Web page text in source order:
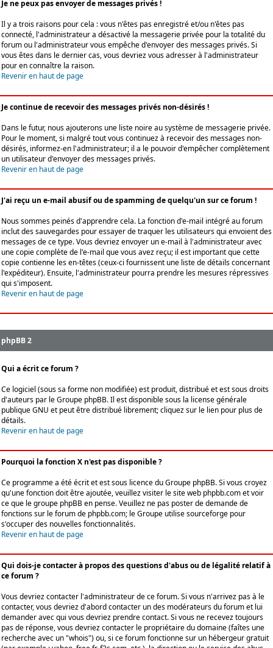
Je ne peux pas envoyer de messages privés !
Il y a trois raisons pour cela : vous n'êtes pas enregistré et/ou n'êtes pas
connecté, l'administrateur a désactivé la messagerie privée pour la totalité du
forum ou l'administrateur vous empêche d'envoyer des messages privés. Si
vous êtes dans le dernier cas, vous devriez vous adresser à l'administrateur
pour en connaître la raison.
Revenir en haut de page
Je continue de recevoir des messages privés non-désirés !
Dans le futur, nous ajouterons une liste noire au système de messagerie privée.
Pour le moment, si malgré tout vous continuez à recevoir des messages non-
désirés, informez-en l'administrateur; il a le pouvoir d'empêcher complètement
un utilisateur d'envoyer des messages privés.
Revenir en haut de page
J'ai reçu un e-mail abusif ou de spamming de quelqu'un sur ce forum !
Nous sommes peinés d'apprendre cela. La fonction d'e-mail intégré au forum
inclut des sauvegardes pour essayer de traquer les utilisateurs qui envoient des
messages de ce type. Vous devriez envoyer un e-mail à l'administrateur avec
une copie complète de l'e-mail que vous avez reçu; il est important que cette
copie contienne les en-têtes (ceux-ci fournissent une liste de détails concernant
l'expéditeur). Ensuite, l'administrateur pourra prendre les mesures répressives
qui s'imposent.
Revenir en haut de page
phpBB 2
Qui a écrit ce forum ?
Ce logiciel (sous sa forme non modifiée) est produit, distribué et est sous droits
d'auteurs par leGroupe phpBB. Il est disponible sous la license générale
publique GNU et peut être distribué librement; cliquez sur le lien pour plus de
détails.
Revenir en haut de page
Pourquoi la fonction X n'est pas disponible ?
Ce programme a été écrit et est sous licence du Groupe phpBB. Si vous croyez
qu'une fonction doit être ajoutée, veuillez visiter le site web phpbb.com et voir
ce que le groupe phpBB en pense. Veuillez ne pas poster de demande de
fonctions sur le forum de phpbb.com; le Groupe utilise sourceforge pour
s'occuper des nouvelles fonctionnalités.
Revenir en haut de page
Qui dois-je contacter à propos des questions d'abus ou de légalité relatif à
ce forum ?
Vous devriez contacter l'administrateur de ce forum. Si vous n'arrivez pas à le
contacter, vous devriez d'abord contacter un des modérateurs du forum et lui
demander avec qui vous devriez prendre contact. Si vous ne recevez toujours
pas de réponse, vous devriez contacter le propriétaire du domaine (faîtes une
recherche avec un "whois") ou, si ce forum fonctionne sur un hébergeur gratuit